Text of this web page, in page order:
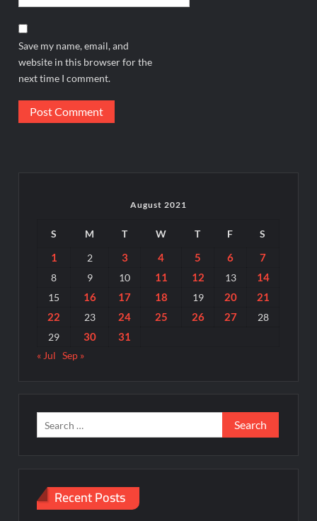
Save my name, email, and
website in this browser for the
next time I comment.
August 2021
S M T W T F S
1 2 3 4 5 6 7
8 9 10 11 12 13 14
15 16 17 18 19 20
21
22
23 24 25 26 27
28
29
30 31
« Jul Sep »
Search
for:
Recent Posts